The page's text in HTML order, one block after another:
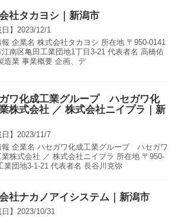
社タカヨシ｜新潟市
】 2023/12/1
企業名 株式会社タカヨシ 所在地 〒950-0141
江南区亀田工業団地1丁目3‐21 代表者名 高橋佑
造業 事業概要 企画、デ
ワ化成工業グループ ハセガワ化
株式会社 ／ 株式会社ニイプラ｜新
】 2023/11/7
報 企業名 ハセガワ化成工業グループ ハセガワ
業株式会社 ／ 株式会社ニイプラ 所在地 〒950-
業団地3-1-21 代表者名 長谷川克弥
社ナカノアイシステム｜新潟市
】 2023/10/31